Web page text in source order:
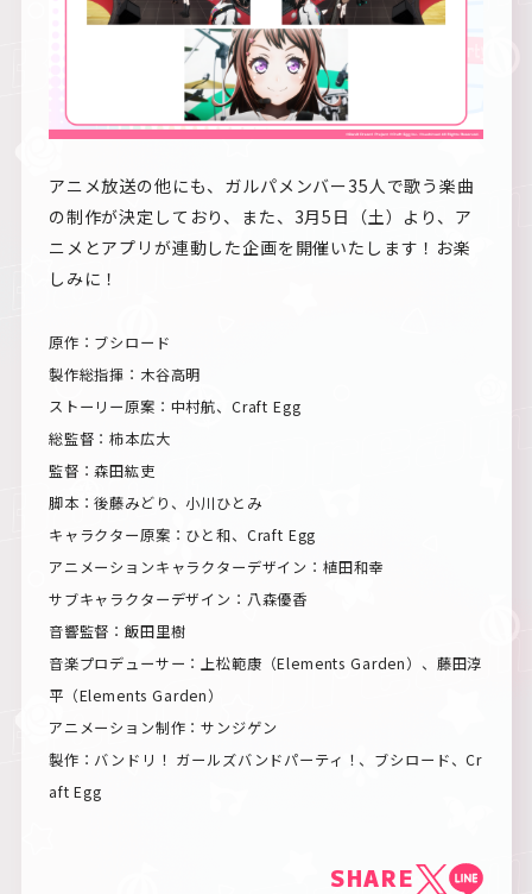
アニメ放送の他にも、ガルパメンバー35人で歌う楽曲
の制作が決定しており、また、3月5日（土）より、ア
ニメとアプリが連動した企画を開催いたします！お楽
しみに！
原作：ブシロード
製作総指揮：木谷高明
ストーリー原案：中村航、Craft Egg
総監督：柿本広大
監督：森田紘吏
脚本：後藤みどり、小川ひとみ
キャラクター原案：ひと和、Craft Egg
アニメーションキャラクターデザイン：植田和幸
サブキャラクターデザイン：八森優香
音響監督：飯田里樹
音楽プロデューサー：上松範康（Elements Garden）、 藤田淳
平（Elements Garden）
アニメーション制作：サンジゲン
製作：バンドリ！ ガールズバンドパーティ！、ブシロード、Cr
aft Egg
SHARE